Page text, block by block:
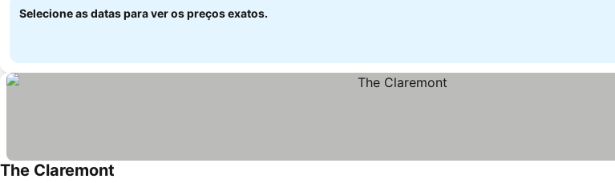
Selecione as datas para ver os preços exatos.
The Claremont